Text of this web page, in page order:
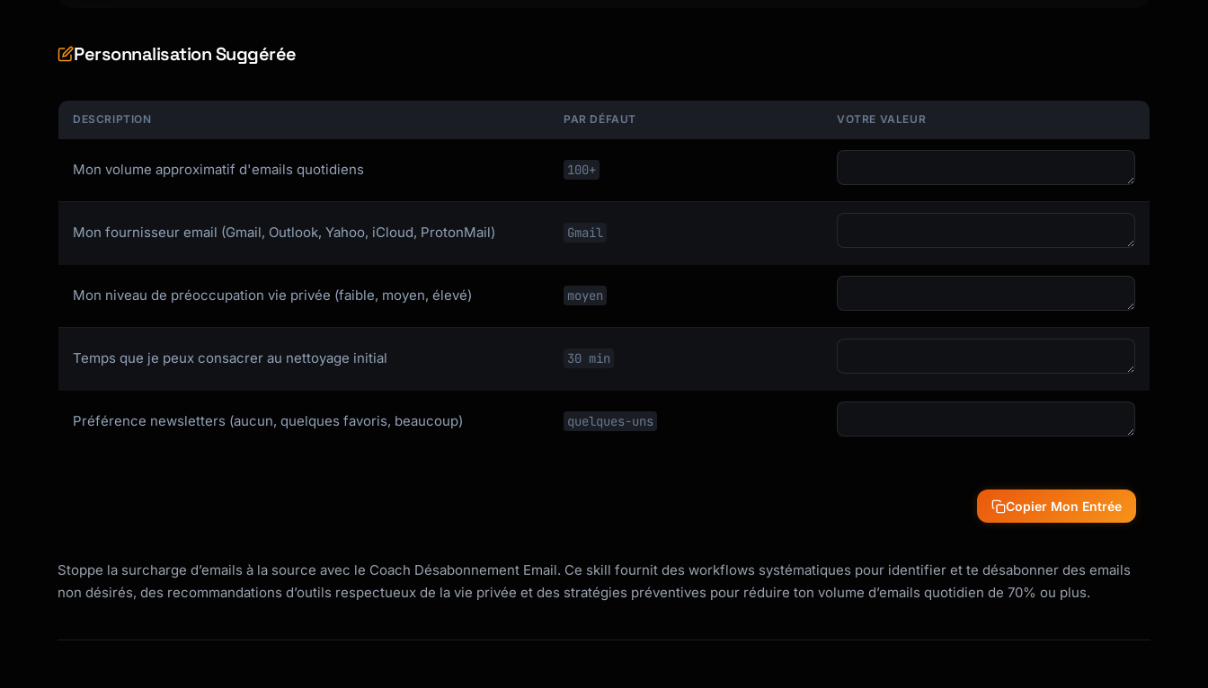
Personnalisation Suggérée
DESCRIPTION PAR DÉFAUT VOTRE VALEUR
Mon volume approximatif d'emails quotidiens 100+
Mon fournisseur email (Gmail, Outlook, Yahoo, iCloud, ProtonMail) Gmail
Mon niveau de préoccupation vie privée (faible, moyen, élevé) moyen
Temps que je peux consacrer au nettoyage initial 30 min
Préférence newsletters (aucun, quelques favoris, beaucoup) quelques-uns
Copier Mon Entrée
Stoppe la surcharge d’emails à la source avec le Coach Désabonnement Email. Ce skill fournit des workflows systématiques pour identifier et te désabonner des emails
non désirés, des recommandations d’outils respectueux de la vie privée et des stratégies préventives pour réduire ton volume d’emails quotidien de 70% ou plus.